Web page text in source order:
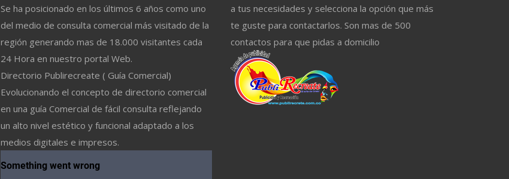
Se ha posicionado en los últimos 6 años como uno
del medio de consulta comercial más visitado de la
región generando mas de 18.000 visitantes cada
24 Hora en nuestro portal Web.
Directorio Publirecreate ( Guía Comercial)
Evolucionando el concepto de directorio comercial
en una guía Comercial de fácil consulta reflejando
un alto nivel estético y funcional adaptado a los
medios digitales e impresos.
a tus necesidades y selecciona la opción que más
te guste para contactarlos. Son mas de 500
contactos para que pidas a domicilio